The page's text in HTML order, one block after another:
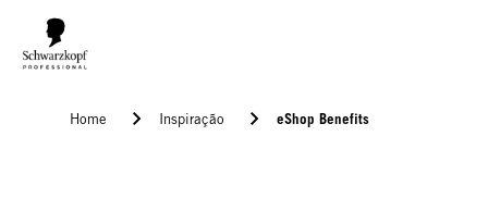
Home Inspiração eShop Benefits